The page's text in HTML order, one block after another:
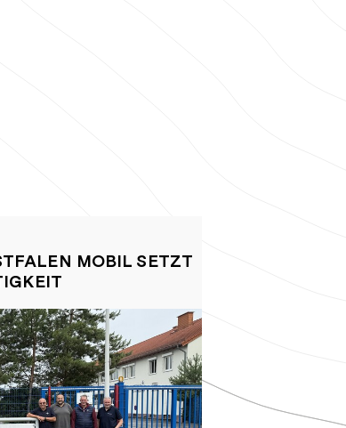
MOBIL SETZT